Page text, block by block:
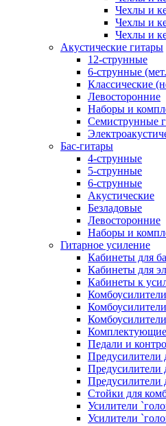
Чехлы и
Чехлы и
Чехлы и
Акустические гитары
12-струнные
6-струнные
Классические
Левосторонние
Наборы и
Семиструнные
Бас-гитары
4-струнные
5-струнные
6-струнные
Акустические
Безладовые
Левосторонние
Наборы и
Гитарное усиление
Кабинеты для
Кабинеты для
Кабинеты к
Комплектующие
Педали и
Предусилители
Предусилители
Предусилители
Стойки для
Усилители
Усилители